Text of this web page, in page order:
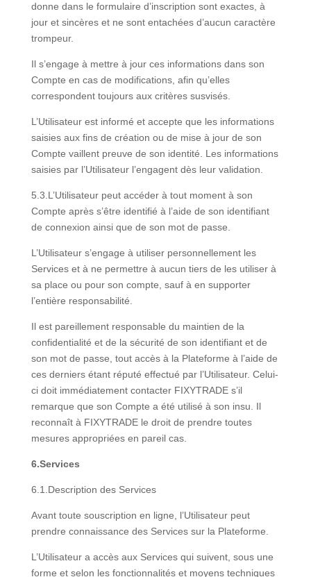
donne dans le formulaire d’inscription sont exactes, à
jour et sincères et ne sont entachées d’aucun caractère
trompeur.
Il s’engage à mettre à jour ces informations dans son
Compte en cas de modifications, afin qu’elles
correspondent toujours aux critères susvisés.
L’Utilisateur est informé et accepte que les informations
saisies aux fins de création ou de mise à jour de son
Compte vaillent preuve de son identité. Les informations
saisies par l’Utilisateur l’engagent dès leur validation.
5.3.L’Utilisateur peut accéder à tout moment à son
Compte après s’être identifié à l’aide de son identifiant
de connexion ainsi que de son mot de passe.
L’Utilisateur s’engage à utiliser personnellement les
Services et à ne permettre à aucun tiers de les utiliser à
sa place ou pour son compte, sauf à en supporter
l’entière responsabilité.
Il est pareillement responsable du maintien de la
confidentialité et de la sécurité de son identifiant et de
son mot de passe, tout accès à la Plateforme à l’aide de
ces derniers étant réputé effectué par l’Utilisateur. Celui-
ci doit immédiatement contacter FIXYTRADE s’il
remarque que son Compte a été utilisé à son insu. Il
reconnaît à FIXYTRADE le droit de prendre toutes
mesures appropriées en pareil cas.
6.Services
6.1.Description des Services
Avant toute souscription en ligne, l’Utilisateur peut
prendre connaissance des Services sur la Plateforme.
L’Utilisateur a accès aux Services qui suivent, sous une
forme et selon les fonctionnalités et moyens techniques